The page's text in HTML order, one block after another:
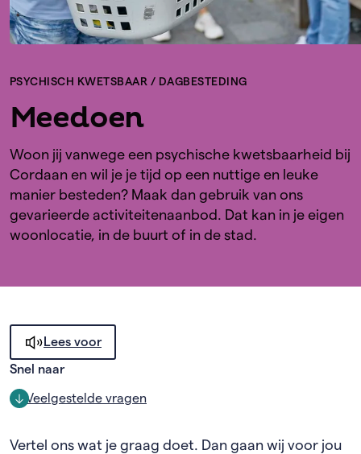
PSYCHISCH KWETSBAAR / DAGBESTEDING
Meedoen
Woon jij vanwege een psychische kwetsbaarheid bij
Cordaan en wil je je tijd op een nuttige en leuke
manier besteden? Maak dan gebruik van ons
gevarieerde activiteitenaanbod. Dat kan in je eigen
woonlocatie, in de buurt of in de stad.
Lees voor
Snel naar
Veelgestelde vragen
Vertel ons wat je graag doet. Dan gaan wij voor jou